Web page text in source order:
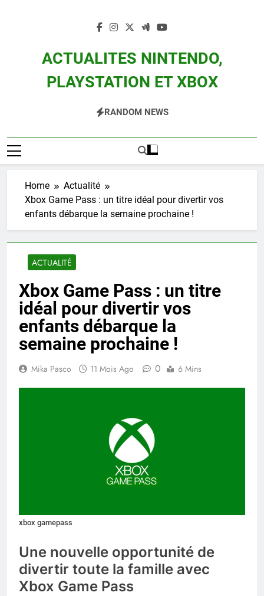
ACTUALITES NINTENDO,
PLAYSTATION ET XBOX
Zelda, Splatoon, Pokemon Entre Autres
RANDOM NEWS
Home
Actualité
Xbox Game Pass : un titre idéal pour divertir vos
enfants débarque la semaine prochaine !
ACTUALITÉ
Xbox Game Pass : un titre
idéal pour divertir vos
enfants débarque la
semaine prochaine !
Mika Pasco 11 Mois Ago 0 6 Mins
xbox gamepass
Une nouvelle opportunité de
divertir toute la famille avec
Xbox Game Pass